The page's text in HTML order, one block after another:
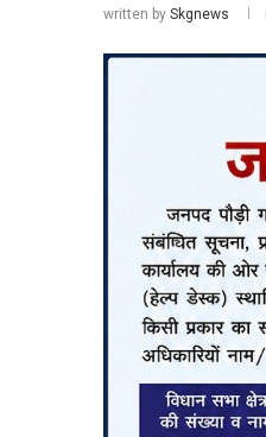
written by Skgnews